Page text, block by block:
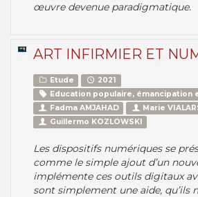
œuvre devenue paradigmatique.
ART INFIRMIER ET
Etude
2021
Education populaire, émancipation
Fadma AMJAHAD
Marie
Guillermo KOZLOWSKI
Les dispositifs numériques se
comme le simple ajout d’un
implémente ces outils digitaux
sont simplement une aide, qu’ils